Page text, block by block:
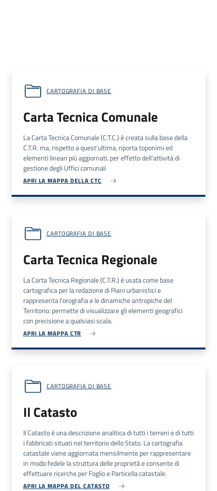
CARTOGRAFIA DI BASE
Carta Tecnica Comunale
La Carta Tecnica Comunale (C.T.C.) è creata sulla base della
C.T.R. ma, rispetto a quest'ultima, riporta toponimi ed
elementi lineari più aggiornati, per effetto dell'attività di
gestione degli Uffici comunali
APRI LA MAPPA DELLA CTC
CARTOGRAFIA DI BASE
Carta Tecnica Regionale
La Carta Tecnica Regionale (C.T.R.) è usata come base
cartografica per la redazione di Piani urbanistici e
rappresenta l'orografia e le dinamiche antropiche del
Territorio: permette di visualizzare gli elementi geografici
con precisione a qualsiasi scala.
APRI LA MAPPA CTR
CARTOGRAFIA DI BASE
Il Catasto
Il Catasto è una descrizione analitica di tutti i terreni e di tutti
i fabbricati situati nel territorio dello Stato. La cartografia
catastale viene aggiornata mensilmente per rappresentare
in modo fedele la struttura delle proprietà e consente di
effettuare ricerche per Foglio e Particella catastale.
APRI LA MAPPA DEL CATASTO